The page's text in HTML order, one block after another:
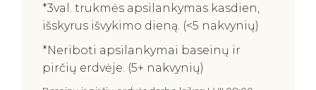
*3val. trukmės apsilankymas kasdien,
išskyrus išvykimo dieną. (<5 nakvynių)
*Neriboti apsilankymai baseinų ir
pirčių erdvėje. (5+ nakvynių)